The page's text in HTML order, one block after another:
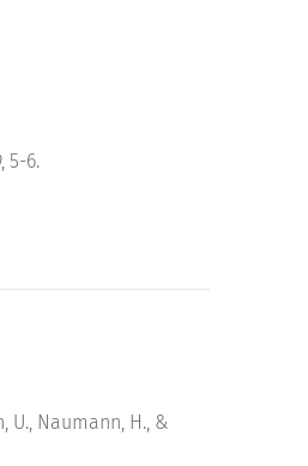
, 5-6.
Naumann, H., &